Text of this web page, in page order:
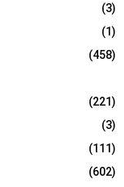
(3)
(1)
(458)
(221)
(3)
(111)
(602)